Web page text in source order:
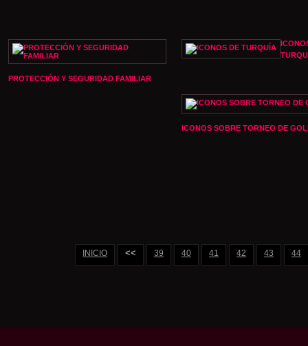
PROTECCIÓN Y SEGURIDAD FAMILIAR
ICONOS SOBRE TORNEO DE
INICIO << 39 40 41 42 43 44